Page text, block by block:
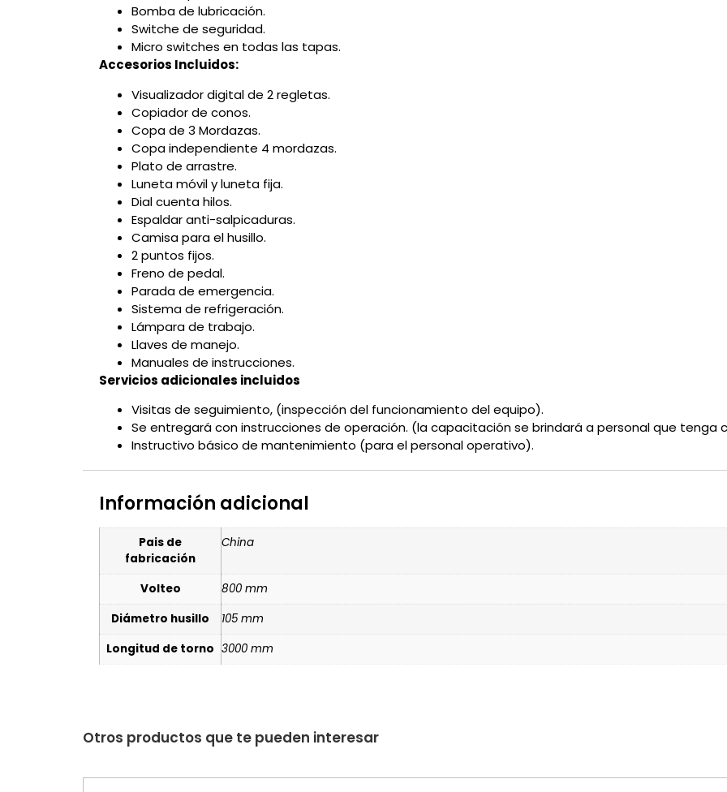
Bomba de lubricación.
Switche de seguridad.
Micro switches en todas las tapas.
Accesorios Incluidos:
Visualizador digital de 2 regletas.
Copiador de conos.
Copa de 3 Mordazas.
Copa independiente 4 mordazas.
Plato de arrastre.
Luneta móvil y luneta fija.
Dial cuenta hilos.
Espaldar anti-salpicaduras.
Camisa para el husillo.
2 puntos fijos.
Freno de pedal.
Parada de emergencia.
Sistema de refrigeración.
Lámpara de trabajo.
Llaves de manejo.
Manuales de instrucciones.
Servicios adicionales incluidos
Visitas de seguimiento, (inspección del funcionamiento del equipo).
Se entregará con instrucciones de operación. (la capacitación se brindará a personal que
Instructivo básico de mantenimiento (para el personal operativo).
Información adicional
Pais de
fabricación
China
Volteo
800 mm
Diámetro husillo
105 mm
Longitud de torno 3000 mm
Otros productos que te pueden interesar